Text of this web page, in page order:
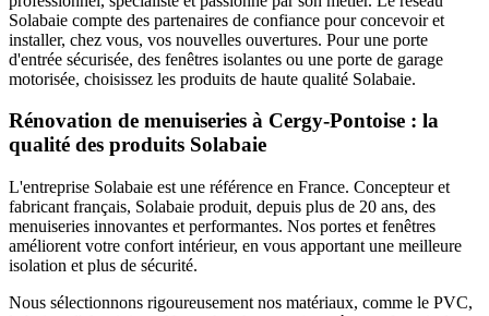
Solabaie compte des partenaires de confiance pour concevoir et
installer, chez vous, vos nouvelles ouvertures. Pour une porte
d'entrée sécurisée, des fenêtres isolantes ou une porte de garage
motorisée, choisissez les produits de haute qualité Solabaie.
Rénovation de menuiseries à Cergy-Pontoise : la
qualité des produits Solabaie
L'entreprise Solabaie est une référence en France. Concepteur et
fabricant français, Solabaie produit, depuis plus de 20 ans, des
menuiseries innovantes et performantes. Nos portes et fenêtres
améliorent votre confort intérieur, en vous apportant une meilleure
isolation et plus de sécurité.
Nous sélectionnons rigoureusement nos matériaux, comme le PVC,